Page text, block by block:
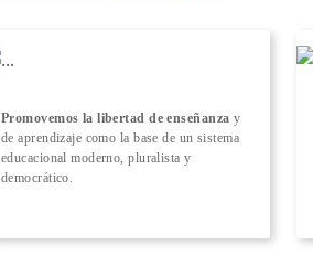
Promovemos la libertad de enseñanza y
de aprendizaje como la base de un sistema
educacional moderno, pluralista y
democrático.